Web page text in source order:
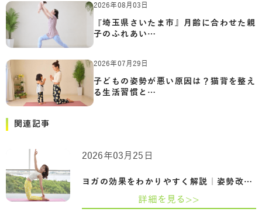
2026年08月03日
『埼玉県さいたま市』月齢に合わせた親
子のふれあい…
2026年07月29日
子どもの姿勢が悪い原因は？猫背を整え
る生活習慣と…
関連記事
ヨガの効果をわかりやすく解説｜姿勢改善…
2026年03月25日
詳細を見る>>